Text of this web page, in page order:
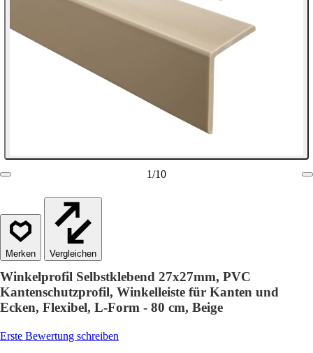
1/10
Vergleichen
Winkelprofil Selbstklebend 27x27mm, PVC
Kantenschutzprofil, Winkelleiste für Kanten und
Ecken, Flexibel, L-Form - 80 cm, Beige
Erste Bewertung schreiben